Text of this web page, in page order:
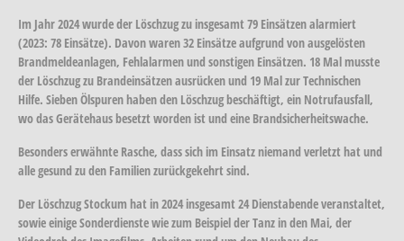
Im Jahr 2024 wurde der Löschzug zu insgesamt 79 Einsätzen alarmiert
(2023: 78 Einsätze). Davon waren 32 Einsätze aufgrund von ausgelösten
Brandmeldeanlagen, Fehlalarmen und sonstigen Einsätzen. 18 Mal musste
der Löschzug zu Brandeinsätzen ausrücken und 19 Mal zur Technischen
Hilfe. Sieben Ölspuren haben den Löschzug beschäftigt, ein Notrufausfall,
wo das Gerätehaus besetzt worden ist und eine Brandsicherheitswache.
Besonders erwähnte Rasche, dass sich im Einsatz niemand verletzt hat und
alle gesund zu den Familien zurückgekehrt sind.
Der Löschzug Stockum hat in 2024 insgesamt 24 Dienstabende veranstaltet,
sowie einige Sonderdienste wie zum Beispiel der Tanz in den Mai, der